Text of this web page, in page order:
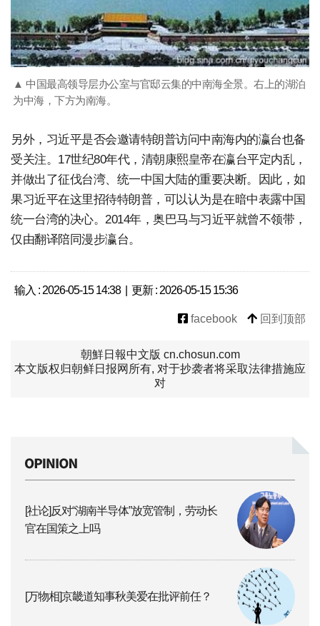
▲ 中国最高领导层办公室与官邸云集的中南海全景。右上的湖泊
为中海，下方为南海。
另外，习近平是否会邀请特朗普访问中南海内的瀛台也备
受关注。17世纪80年代，清朝康熙皇帝在瀛台平定内乱，
并做出了征伐台湾、统一中国大陆的重要决断。因此，如
果习近平在这里招待特朗普，可以认为是在暗中表露中国
统一台湾的决心。2014年，奥巴马与习近平就曾不领带，
仅由翻译陪同漫步瀛台。
输入 : 2026-05-15 14:38 | 更新 : 2026-05-15 15:36
facebook 回到顶部
朝鮮日報中文版 cn.chosun.com
本文版权归朝鲜日报网所有, 对于抄袭者将采取法律措施应
对
[社论]反对“湖南半导体”放宽管制，劳动长
官在国策之上吗
[万物相]京畿道知事秋美爱在批评前任？